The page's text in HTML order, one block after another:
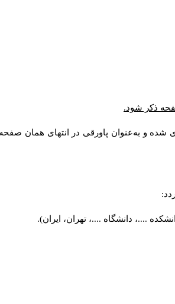
ذکر شود.
شده و به‌عنوان پاورقی در انتهای همان
....، دانشگاه ....، تهران، ایران).